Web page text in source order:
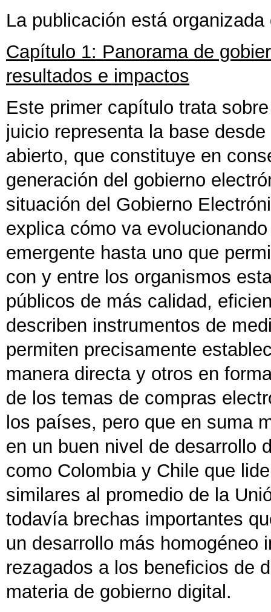
La publicación está
Capítulo 1: Panorama de
resultados e impactos
Este primer capítulo trata
juicio representa la base
abierto, que constituye en
generación del gobierno
situación del Gobierno
explica cómo va
emergente hasta uno que
con y entre los organismos
públicos de más calidad,
describen instrumentos de
permiten precisamente
manera directa y otros en
de los temas de compras
los países, pero que en suma
en un buen nivel de desarrollo
como Colombia y Chile que
similares al promedio de la
todavía brechas importantes
un desarrollo más homogéneo
rezagados a los beneficios de
materia de gobierno digital.